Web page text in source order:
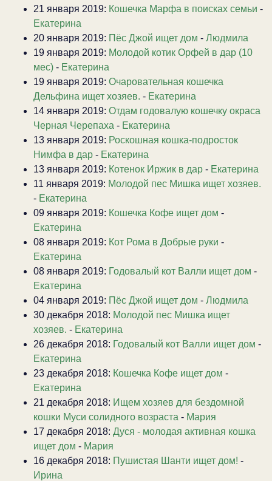
21 января 2019: Кошечка Марфа в поисках семьи -
Екатерина
20 января 2019: Пёс Джой ищет дом - Людмила
19 января 2019: Молодой котик Орфей в дар (10
мес) - Екатерина
19 января 2019: Очаровательная кошечка
Дельфина ищет хозяев. - Екатерина
14 января 2019: Отдам годовалую кошечку окраса
Черная Черепаха - Екатерина
13 января 2019: Роскошная кошка-подросток
Нимфа в дар - Екатерина
13 января 2019: Котенок Иржик в дар - Екатерина
11 января 2019: Молодой пес Мишка ищет хозяев.
- Екатерина
09 января 2019: Кошечка Кофе ищет дом -
Екатерина
08 января 2019: Кот Рома в Добрые руки -
Екатерина
08 января 2019: Годовалый кот Валли ищет дом -
Екатерина
04 января 2019: Пёс Джой ищет дом - Людмила
30 декабря 2018: Молодой пес Мишка ищет
хозяев. - Екатерина
26 декабря 2018: Годовалый кот Валли ищет дом -
Екатерина
23 декабря 2018: Кошечка Кофе ищет дом -
Екатерина
21 декабря 2018: Ищем хозяев для бездомной
кошки Муси солидного возраста - Мария
17 декабря 2018: Дуся - молодая активная кошка
ищет дом - Мария
16 декабря 2018: Пушистая Шанти ищет дом! -
Ирина